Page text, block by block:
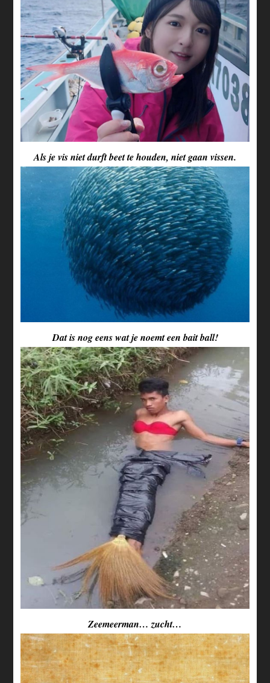
Als je vis niet durft beet te houden, niet gaan vissen.
Dat is nog eens wat je noemt een bait ball!
Zeemeerman… zucht…